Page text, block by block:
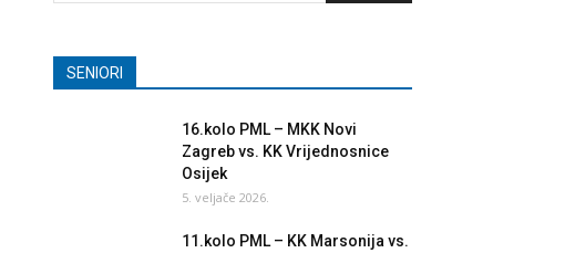
SENIORI
16.kolo PML – MKK Novi
Zagreb vs. KK Vrijednosnice
Osijek
5. veljače 2026.
11.kolo PML – KK Marsonija vs.